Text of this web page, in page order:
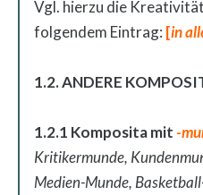
Vgl. hierzu die
folgendem Eintrag: [in
1.2. ANDERE
1.2.1 Komposita mit-
Kritikermunde,
Medien-Munde,